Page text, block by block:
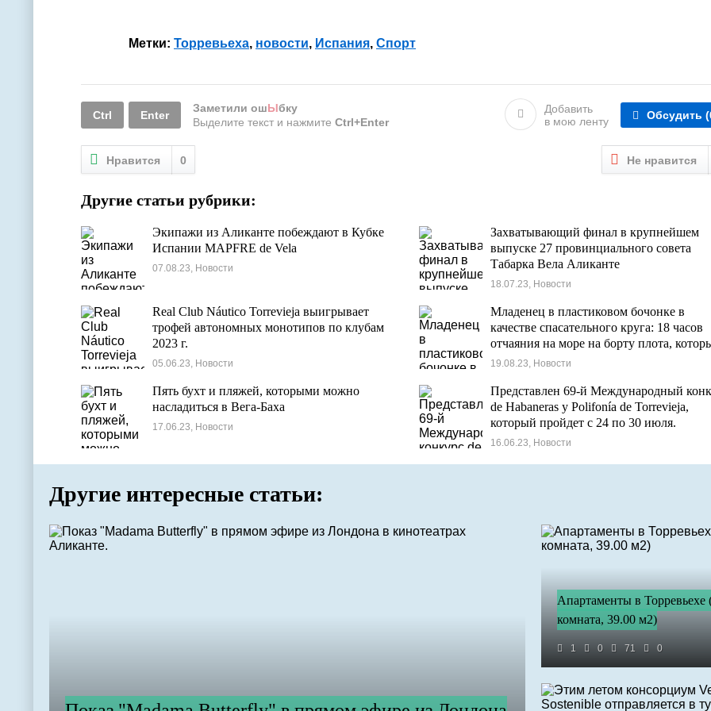
Метки: Торревьеха, новости, Испания, Спорт
Ctrl Enter
Заметили ошЫбку
Выделите текст и нажмите Ctrl+Enter
Добавить
в мою ленту
Обсудить
Нравится 0 Не нравится
Другие статьи рубрики:
Экипажи из Аликанте побеждают в Кубке
Испании MAPFRE de Vela
07.08.23, Новости
Захватывающий финал в крупнейшем
выпуске 27 провинциального совета
Табарка Вела Аликанте
18.07.23, Новости
Real Club Náutico Torrevieja выигрывает
трофей автономных монотипов по клубам
2023 г.
05.06.23, Новости
Младенец в пластиковом бочонке в
качестве спасательного круга: 18 часов
отчаяния на море на борту плота,
перевернулся у Торревьехи.
19.08.23, Новости
Пять бухт и пляжей, которыми можно
насладиться в Вега-Баха
17.06.23, Новости
Представлен 69-й Международный
de Habaneras y Polifonía de Torrevieja,
который пройдет с 24 по 30 июля.
16.06.23, Новости
Другие интересные статьи:
Апартаменты в Торревьехе
комната, 39.00 м2)
1 0 71 0